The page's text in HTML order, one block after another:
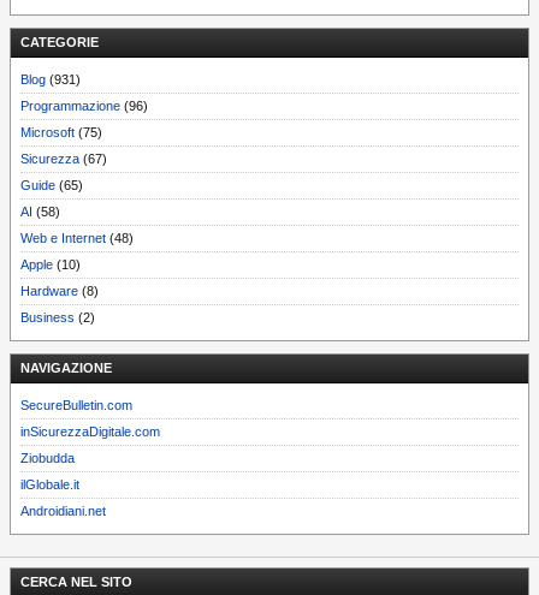
CATEGORIE
Blog (931)
Programmazione (96)
Microsoft (75)
Sicurezza (67)
Guide (65)
AI (58)
Web e Internet (48)
Apple (10)
Hardware (8)
Business (2)
NAVIGAZIONE
SecureBulletin.com
inSicurezzaDigitale.com
Ziobudda
ilGlobale.it
Androidiani.net
CERCA NEL SITO